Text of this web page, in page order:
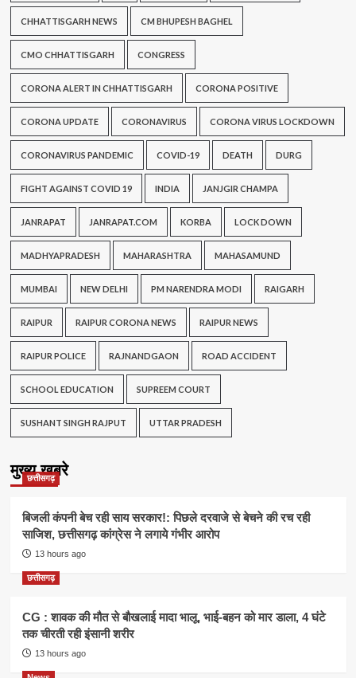
CHHATTISGARH NEWS CM BHUPESH BAGHEL
CMO CHHATTISGARH CONGRESS
CORONA ALERT IN CHHATTISGARH CORONA POSITIVE
CORONA UPDATE CORONAVIRUS CORONA VIRUS LOCKDOWN
CORONAVIRUS PANDEMIC COVID-19 DEATH DURG
FIGHT AGAINST COVID 19 INDIA JANJGIR CHAMPA
JANRAPAT JANRAPAT.COM KORBA LOCK DOWN
MADHYAPRADESH MAHARASHTRA MAHASAMUND
MUMBAI NEW DELHI PM NARENDRA MODI RAIGARH
RAIPUR RAIPUR CORONA NEWS RAIPUR NEWS
RAIPUR POLICE RAJNANDGAON ROAD ACCIDENT
SCHOOL EDUCATION SUPREEM COURT
SUSHANT SINGH RAJPUT UTTAR PRADESH
मुख्य खबरे
छत्तीसगढ़
बिजली कंपनी बेच रही साय सरकार!: पिछले दरवाजे से बेचने की रच रही
साजिश, छत्तीसगढ़ कांग्रेस ने लगाये गंभीर आरोप
13 hours ago
छत्तीसगढ़
CG : शावक की मौत से बौखलाई मादा भालू, भाई-बहन को मार डाला, 4 घंटे
तक चीरती रही इंसानी शरीर
13 hours ago